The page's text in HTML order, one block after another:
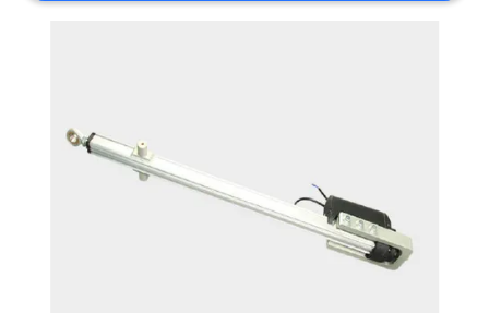
DEMANDE